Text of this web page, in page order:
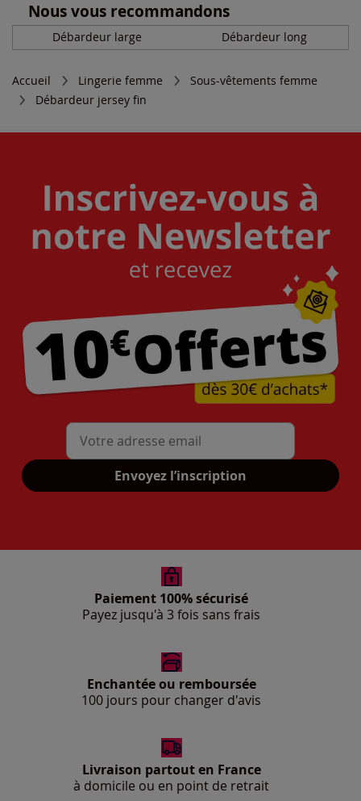
Nous vous recommandons
Débardeur large Débardeur long
Accueil Lingerie femme
Sous-vêtements femme
Débardeur jersey fin
Mon adresse mail
Envoyez l’inscription
Paiement 100% sécurisé
Payez jusqu'à 3 fois sans frais
Enchantée ou remboursée
100 jours pour changer d'avis
Livraison partout en France
à domicile ou en point de retrait